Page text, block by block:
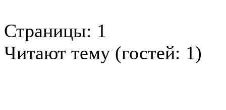
Страницы: 1
Читают тему (гостей: 1)